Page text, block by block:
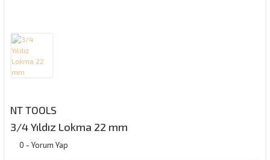
NT TOOLS
3/4 Yıldız Lokma 22 mm
0 - Yorum Yap